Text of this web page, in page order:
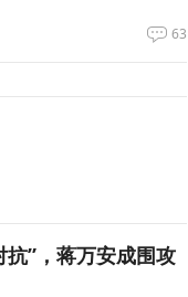
63
”，蒋万安成围攻